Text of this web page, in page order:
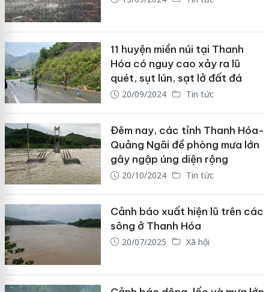
11 huyện miền núi tại Thanh
Hóa có nguy cao xảy ra lũ
quét, sụt lún, sạt lở đất đá
20/09/2024 Tin tức
Đêm nay, các tỉnh Thanh Hóa-
Quảng Ngãi đề phòng mưa lớn
gây ngập úng diện rộng
20/10/2024 Tin tức
Cảnh báo xuất hiện lũ trên các
sông ở Thanh Hóa
20/07/2025 Xã hội